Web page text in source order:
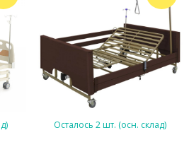
Осталось 2 шт. (осн. склад)